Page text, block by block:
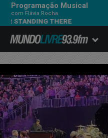
Programação Musical
com Flávia Rocha
THERE